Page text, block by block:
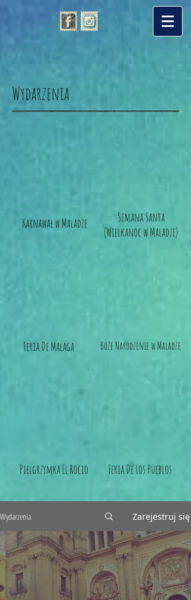
Wydarzenia
Semana Santa
(Wielkanoc w Maladze)
Karnawał w Maladze
Pielgrzymka El Rocio
Feria De Malaga
Feria De Los Pueblos
Boże Narodzenie w Maladze
Wydarzenia Zarejestruj się